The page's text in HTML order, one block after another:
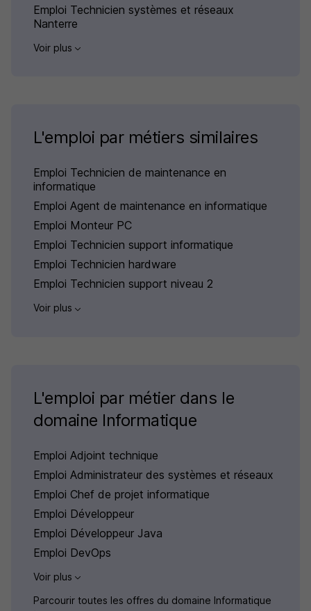
Emploi Technicien systèmes et réseaux
Nanterre
Voir plus
L'emploi par métiers similaires
Emploi Technicien de maintenance en
informatique
Emploi Agent de maintenance en informatique
Emploi Monteur PC
Emploi Technicien support informatique
Emploi Technicien hardware
Emploi Technicien support niveau 2
Voir plus
L'emploi par métier dans le
domaine Informatique
Emploi Adjoint technique
Emploi Administrateur des systèmes et réseaux
Emploi Chef de projet informatique
Emploi Développeur
Emploi Développeur Java
Emploi DevOps
Voir plus
Parcourir toutes les offres du domaine Informatique